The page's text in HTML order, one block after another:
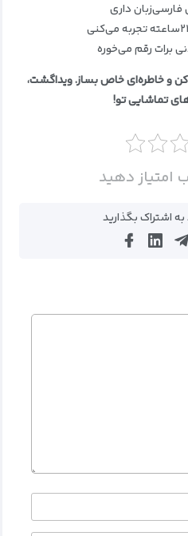
فارسی‌زبان داری
برات رقم می‌خوره
کن و خاطره‌ای خاص بساز. ویداگشت،
تماشایی تو!
امتیاز دهید
اشتراک بگذارید